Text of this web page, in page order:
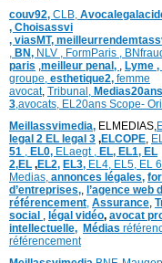
couv92, CLB,
, Choisassvi
, viasMT,
, BN, NLV , FormParis ,
paris ,meilleur penal, , Lyme ,
groupe, esthetique2, femme
avocat, Tribunal, Medias20ans
3,avocats, EL20ans Scope-
Meillassvimedia, ELMEDIAS,
legal 2 EL legal 3 ,ELCOPE,
51 , EL0, ELaegt , EL, EL1, EL
2,EL ,EL2, EL3, EL4, EL5, EL
Medias, annonces légales,
d’entreprises,, l’agence web
référencement, Assurance,
social , légal vidéo, avocat
intellectuelle, Médias
référencement